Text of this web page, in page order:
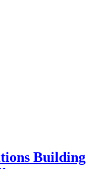
Building